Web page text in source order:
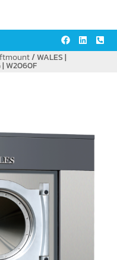
/ WALES |
W2060F